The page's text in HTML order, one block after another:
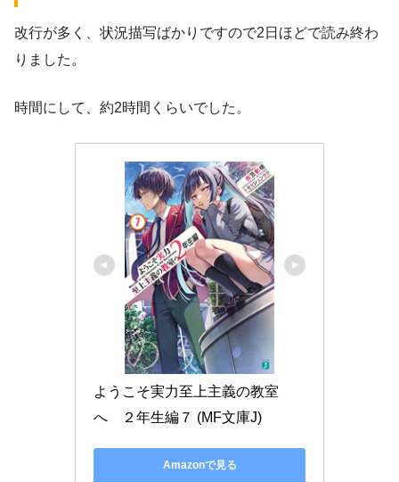
改行が多く、状況描写ばかりですので2日ほどで読み終わ
りました。
時間にして、約2時間くらいでした。
ようこそ実力至上主義の教室
へ　２年生編７ (MF文庫J)
Amazonで見る